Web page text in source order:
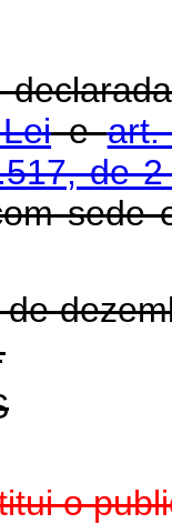
eart.
de
sede
o